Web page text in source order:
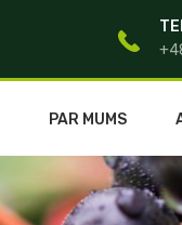
PAR MUMS